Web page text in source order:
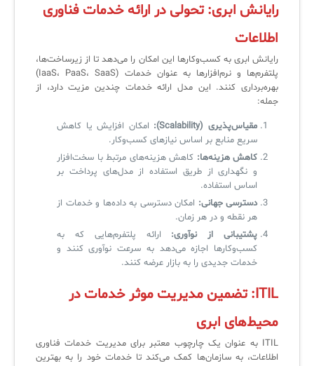
رایانش ابری: تحولی در ارائه خدمات فناوری
اطلاعات
رایانش ابری به کسب‌وکارها این امکان را می‌دهد تا از زیرساخت‌ها،
پلتفرم‌ها و نرم‌افزارها به عنوان خدمات (IaaS، PaaS، SaaS)
بهره‌برداری کنند. این مدل ارائه خدمات چندین مزیت دارد، از
جمله:
مقیاس‌پذیری (Scalability):
امکان افزایش یا کاهش
سریع منابع بر اساس نیازهای کسب‌وکار.
کاهش هزینه‌ها: کاهش هزینه‌های مرتبط با سخت‌افزار
و نگهداری از طریق استفاده از مدل‌های پرداخت بر
اساس استفاده.
دسترسی جهانی: امکان دسترسی به داده‌ها و خدمات از
هر نقطه و در هر زمان.
پشتیبانی از نوآوری: ارائه پلتفرم‌هایی که به
کسب‌وکارها اجازه می‌دهد به سرعت نوآوری کنند و
خدمات جدیدی را به بازار عرضه کنند.
ITIL: تضمین مدیریت موثر خدمات در
محیط‌های ابری
ITIL به عنوان یک چارچوب معتبر برای مدیریت خدمات فناوری
اطلاعات، به سازمان‌ها کمک می‌کند تا خدمات خود را به بهترین
Log360 ابزار SIEM
برنامه‌ساز هوشمند App Creator
سامانه مدیریت امنیت اطلاعات
سلف سرویس کاربران
سامانه مدیریت دارایی‌ها [Asset Explorer]
سامانه مدیریت پشتیبانی مشتریان
DDI
◉
آموزش فارسی ITIL4
چارچوب ITIL برای همه
آرشیو دانلودهای مدانت